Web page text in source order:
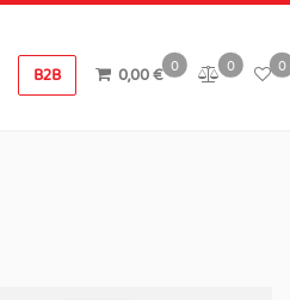
0
0,00 € 0 0
B2B